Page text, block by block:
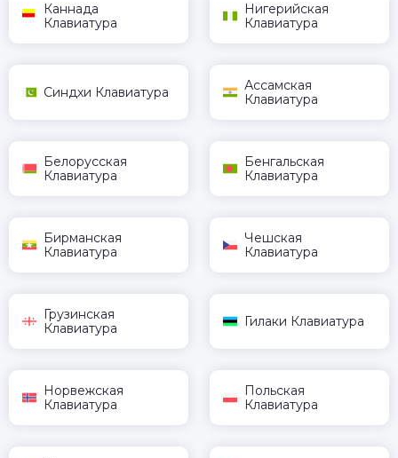
Каннада
Клавиатура
Нигерийская
Клавиатура
Синдхи Клавиатура
Ассамская
Клавиатура
Белорусская
Клавиатура
Бенгальская
Клавиатура
Бирманская
Клавиатура
Чешская
Клавиатура
Грузинская
Клавиатура
Гилаки Клавиатура
Норвежская
Клавиатура
Польская
Клавиатура